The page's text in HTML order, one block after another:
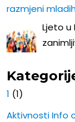
razmjeni
Ljeto u
1 (1)
Aktivnosti Info